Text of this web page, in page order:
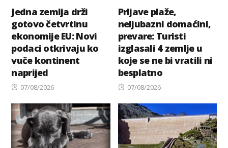
Jedna zemlja drži
gotovo četvrtinu
ekonomije EU: Novi
podaci otkrivaju ko
vuče kontinent
naprijed
Posted
07/08/2026
Prljave plaže,
neljubazni domaćini,
prevare: Turisti
izglasali 4 zemlje u
koje se ne bi vratili ni
besplatno
Posted
07/08/2026